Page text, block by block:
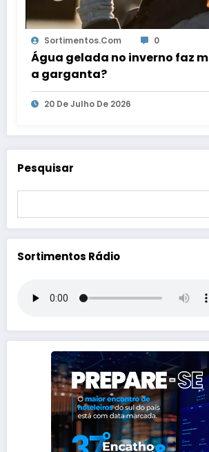
Sortimentos.com 0
Água gelada no inverno faz
a garganta?
20 De Julho De 2026
Pesquisar
Sortimentos Rádio